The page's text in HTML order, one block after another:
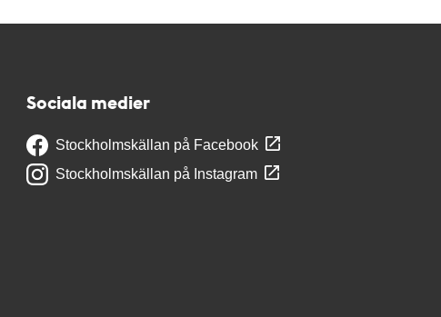
Sociala medier
Stockholmskällan på Facebook
Stockholmskällan på Instagram